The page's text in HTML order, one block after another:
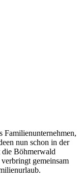
Familienunternehmen,
nun schon in der
Böhmerwald
gemeinsam